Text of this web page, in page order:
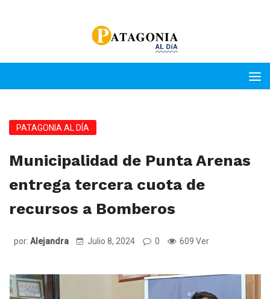
PATAGONIA AL DÍA
Municipalidad de Punta Arenas
entrega tercera cuota de
recursos a Bomberos
por: Alejandra Julio 8, 2024 0 609 Ver